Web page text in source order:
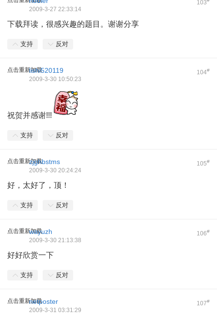
103
2009-3-27 22:33:14
下载拜读，很感兴趣的题目。谢谢分享
支持 反对
点击重新加载 104#
lishi520119
2009-3-30 10:50:23
祝贺并感谢!!!
支持 反对
点击重新加载 105#
zjghbstms
2009-3-30 20:24:24
好，太好了，顶！
支持 反对
点击重新加载 106#
wayuzh
2009-3-30 21:13:38
好好欣赏一下
支持 反对
点击重新加载 107#
netposter
2009-3-31 03:31:29